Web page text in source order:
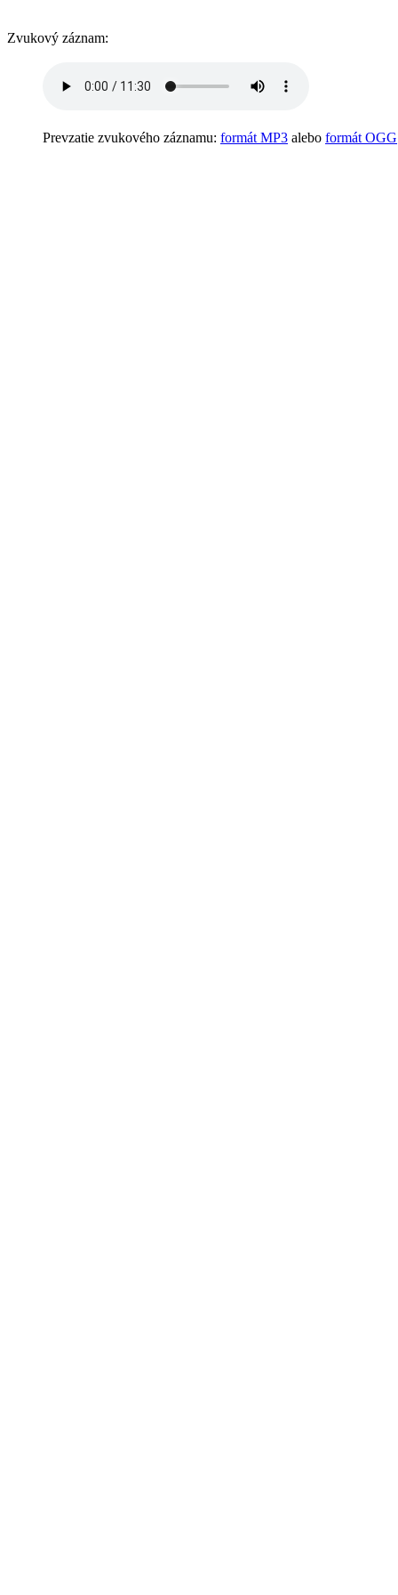
Zvukový záznam:
Prevzatie zvukového záznamu: formát MP3 alebo formát OGG